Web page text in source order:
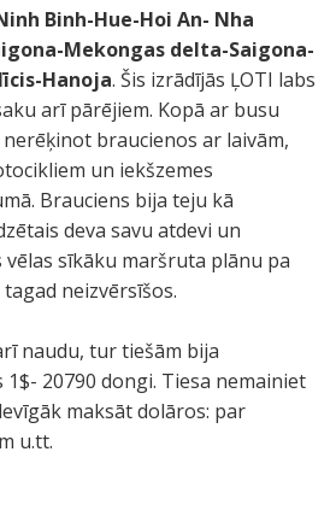
Binh-Hue-Hoi An- Nha
Mekongas delta-Saigona-
Hanoja. Šis izrādījās ĻOTI labs
arī pārējiem. Kopā ar busu
braucienos ar laivām,
un iekšzemes
Brauciens bija teju kā
deva savu atdevi un
vēlas sīkāku maršruta plānu pa
neizvērsīšos.
naudu, tur tiešām bija
20790 dongi. Tiesa nemainiet
maksāt dolāros: par
u.tt.